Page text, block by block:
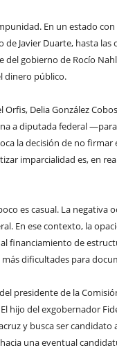
En un estado
Javier Duarte, hasta las
del gobierno de Rocío
dinero público.
Delia González
a diputada federal
la decisión de no
imparcialidad es, en
es casual. La negativa
En ese contexto, la
financiamiento de
más dificultades para
presidente de la
hijo del exgobernador
y busca ser
una eventual